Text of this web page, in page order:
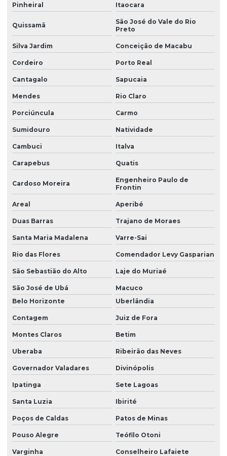
Pintura de quadra poliesportiva preço
Pintura de quadras poliesportivas
Piso de borracha para playground
Piso de borracha para playground preço
Piso desportivo modular
Piso esportivo de madeira flutuante
Piso esportivo modular
Piso modular esportivo preço
Piso modular indoor
Piso modular para quadra
Piso modular quadra esportiva
Piso modular para quadra poliesportiva
Piso de quadra de madeira
Preço da grama artificial
Preço da grama sintética decorativa
Preço de grama sintética
Projeto de quadra de areia e drenagem
Projeto de quadra esportiva
Pinheiral Itaocara
Quissamã
São José do Vale do Rio
Preto
Silva Jardim Conceição de Macabu
Cordeiro Porto Real
Cantagalo Sapucaia
Mendes Rio Claro
Porciúncula Carmo
Sumidouro Natividade
Cambuci Italva
Carapebus Quatis
Cardoso Moreira
Engenheiro Paulo de
Frontin
Areal Aperibé
Duas Barras Trajano de Moraes
Santa Maria Madalena Varre-Sai
Rio das Flores Comendador Levy Gasparian
São Sebastião do Alto Laje do Muriaé
São José de Ubá
Macuco
Belo Horizonte
Uberlândia
Contagem Juiz de Fora
Montes Claros Betim
Uberaba Ribeirão das Neves
Governador Valadares Divinópolis
Ipatinga Sete Lagoas
Santa Luzia Ibirité
Poços de Caldas Patos de Minas
Pouso Alegre Teófilo Otoni
Varginha Conselheiro Lafaiete